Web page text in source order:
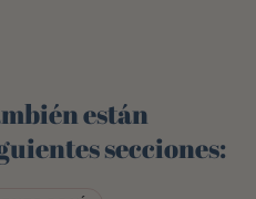
están
secciones: